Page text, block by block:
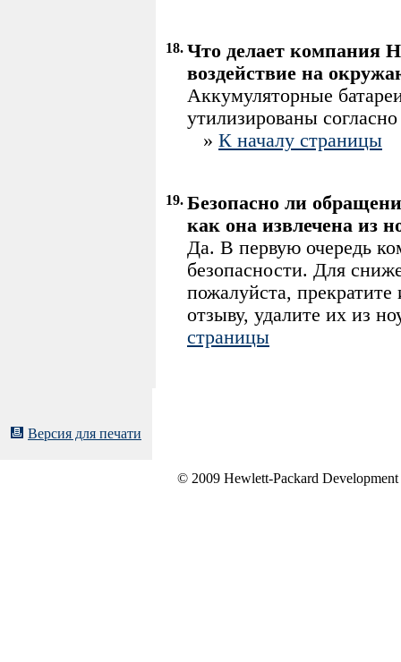
18. Что делает компания
воздействие на
Аккумуляторные
утилизированы
» К началу страницы
19. Безопасно ли
как она извлечена из
Да. В первую очередь
безопасности. Для
пожалуйста,
отзыву, удалите их из
страницы
Версия для печати
© 2009 Hewlett-Packard Development